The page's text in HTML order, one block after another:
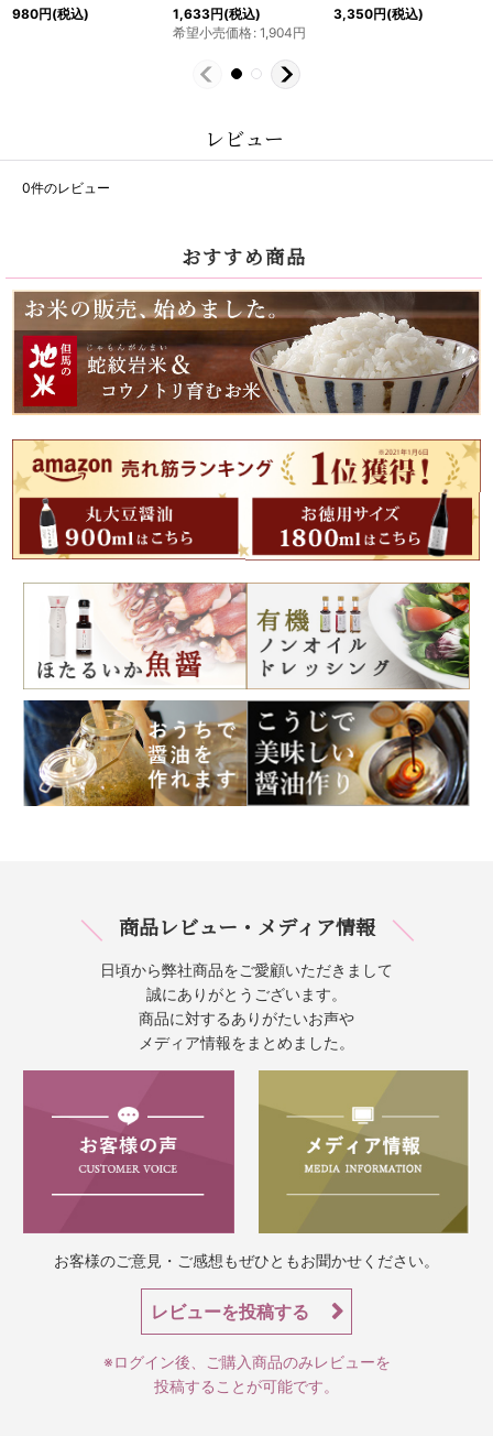
980円(税込)
1,633円(税込)
希望小売価格: 1,904円
3,350円(税込)
レビュー
0件のレビュー
おすすめ商品
商品レビュー・メディア情報
日頃から弊社商品をご愛顧いただきまして
誠にありがとうございます。
商品に対するありがたいお声や
メディア情報をまとめました。
お客様のご意見・ご感想もぜひともお聞かせください。
レビューを投稿する
※ログイン後、ご購入商品のみレビューを
投稿することが可能です。